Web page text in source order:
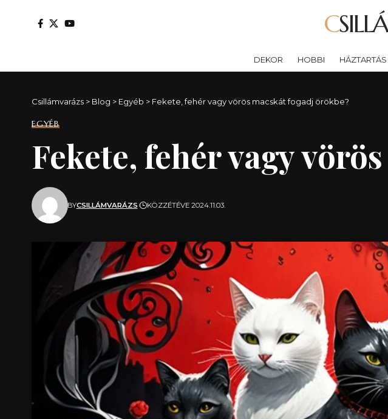
DEKOR HOBBI HÁZTARTÁS
Csillámvarázs > Blog > Egyéb > Fekete, fehér vagy vörös macskát fogadj örökbe?
EGYÉB
Fekete, fehér vagy
BYCSILLÁMVARÁZS KÖZZÉTÉVE 2024.11.03.